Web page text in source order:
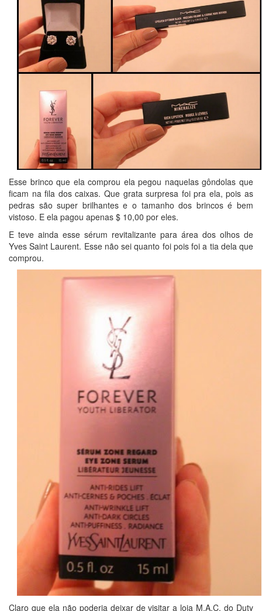
Esse brinco que ela comprou ela pegou naquelas gôndolas que
ficam na fila dos caixas. Que grata surpresa foi pra ela, pois as
pedras são super brilhantes e o tamanho dos brincos é bem
vistoso. E ela pagou apenas $ 10,00 por eles.
E teve ainda esse sérum revitalizante para área dos olhos de
Yves Saint Laurent. Esse não sei quanto foi pois foi a tia dela que
comprou.
Claro que ela não poderia deixar de visitar a loja M.A.C. do Duty